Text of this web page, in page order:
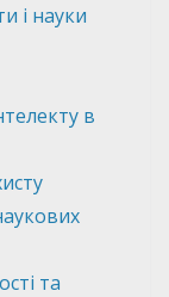
і науки
в
та